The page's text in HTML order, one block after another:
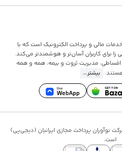
مالی و پرداخت الکترونیک است که با
را برای کاربران آسان‌تر و هوشمندتر می‌کند.
اقساطی، مدیریت ثروت و بیمه، همه و همه
بیشتر...
نوآوران پرداخت مجازی ایرانیان (دیجی‌پی)
است.